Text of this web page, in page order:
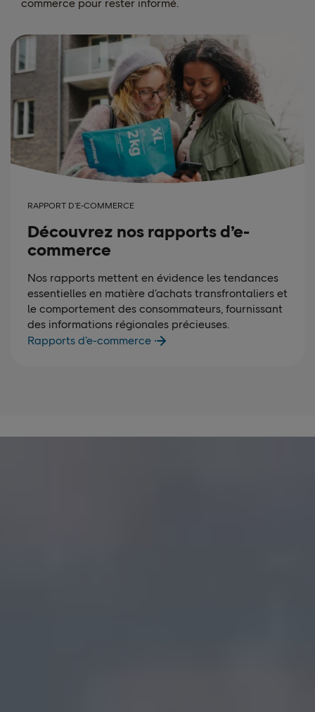
commerce pour rester informé.
RAPPORT D’E-COMMERCE
Découvrez nos rapports d’e-
commerce
Nos rapports mettent en évidence les tendances
essentielles en matière d’achats transfrontaliers et
le comportement des consommateurs, fournissant
des informations régionales précieuses.
Rapports d’e-commerce